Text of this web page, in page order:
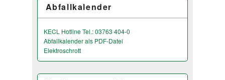
Abfallkalender
KECL Hotline Tel.: 03763 404-0
Abfallkalender als PDF-Datei
Elektroschrott